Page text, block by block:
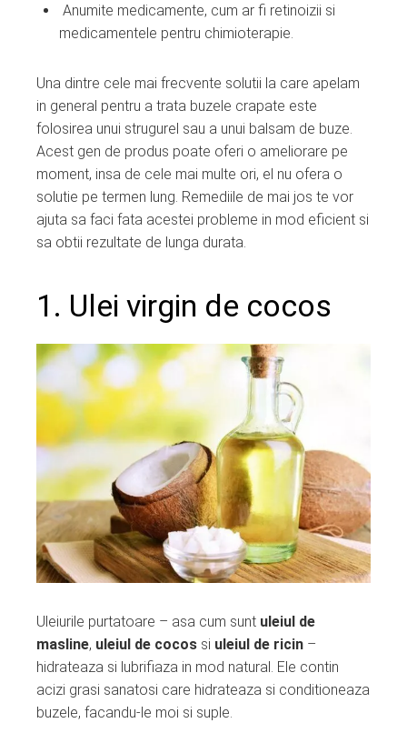
Anumite medicamente, cum ar fi retinoizii si
medicamentele pentru chimioterapie.
Una dintre cele mai frecvente solutii la care apelam
in general pentru a trata buzele crapate este
folosirea unui strugurel sau a unui balsam de buze.
Acest gen de produs poate oferi o ameliorare pe
moment, insa de cele mai multe ori, el nu ofera o
solutie pe termen lung. Remediile de mai jos te vor
ajuta sa faci fata acestei probleme in mod eficient si
sa obtii rezultate de lunga durata.
1. Ulei virgin de cocos
Uleiurile purtatoare – asa cum sunt uleiul de
masline, uleiul de cocos si uleiul de ricin –
hidrateaza si lubrifiaza in mod natural. Ele contin
acizi grasi sanatosi care hidrateaza si conditioneaza
buzele, facandu-le moi si suple.